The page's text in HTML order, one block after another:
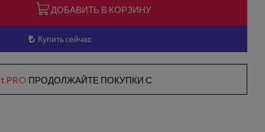
ДОБАВИТЬ В КОРЗИНУ
Купить сейчас
PRO ПРОДОЛЖАЙТЕ ПОКУПКИ С